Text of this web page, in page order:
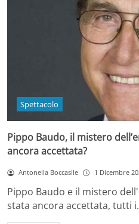
Spettacolo
Pippo Baudo, il mistero
ancora accettata?
Antonella Boccasile 1 Dicembre
Pippo Baudo e il mistero
stata ancora accettata, tutti